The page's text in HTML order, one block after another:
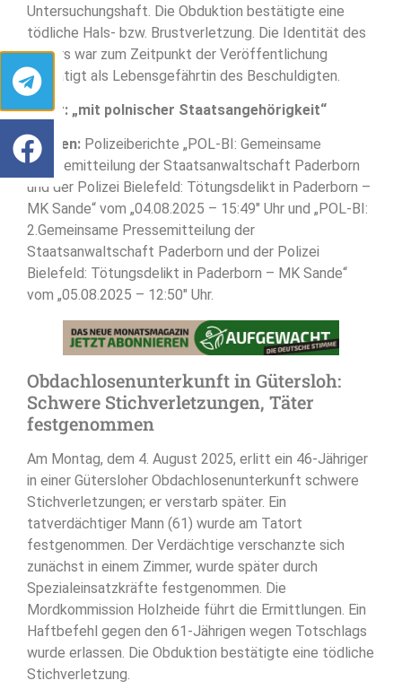
Untersuchungshaft. Die Obduktion bestätigte eine
tödliche Hals- bzw. Brustverletzung. Die Identität des
Opfers war zum Zeitpunkt der Veröffentlichung
bestätigt als Lebensgefährtin des Beschuldigten.
Täter: „mit polnischer Staatsangehörigkeit“
Quellen: Polizeiberichte „POL-BI: Gemeinsame
Pressemitteilung der Staatsanwaltschaft Paderborn
und der Polizei Bielefeld: Tötungsdelikt in Paderborn –
MK Sande“ vom „04.08.2025 – 15:49″ Uhr und „POL-BI:
2.Gemeinsame Pressemitteilung der
Staatsanwaltschaft Paderborn und der Polizei
Bielefeld: Tötungsdelikt in Paderborn – MK Sande“
vom „05.08.2025 – 12:50″ Uhr.
Obdachlosenunterkunft in Gütersloh:
Schwere Stichverletzungen, Täter
festgenommen
Am Montag, dem 4. August 2025, erlitt ein 46-Jähriger
in einer Gütersloher Obdachlosenunterkunft schwere
Stichverletzungen; er verstarb später. Ein
tatverdächtiger Mann (61) wurde am Tatort
festgenommen. Der Verdächtige verschanzte sich
zunächst in einem Zimmer, wurde später durch
Spezialeinsatzkräfte festgenommen. Die
Mordkommission Holzheide führt die Ermittlungen. Ein
Haftbefehl gegen den 61-Jährigen wegen Totschlags
wurde erlassen. Die Obduktion bestätigte eine tödliche
Stichverletzung.